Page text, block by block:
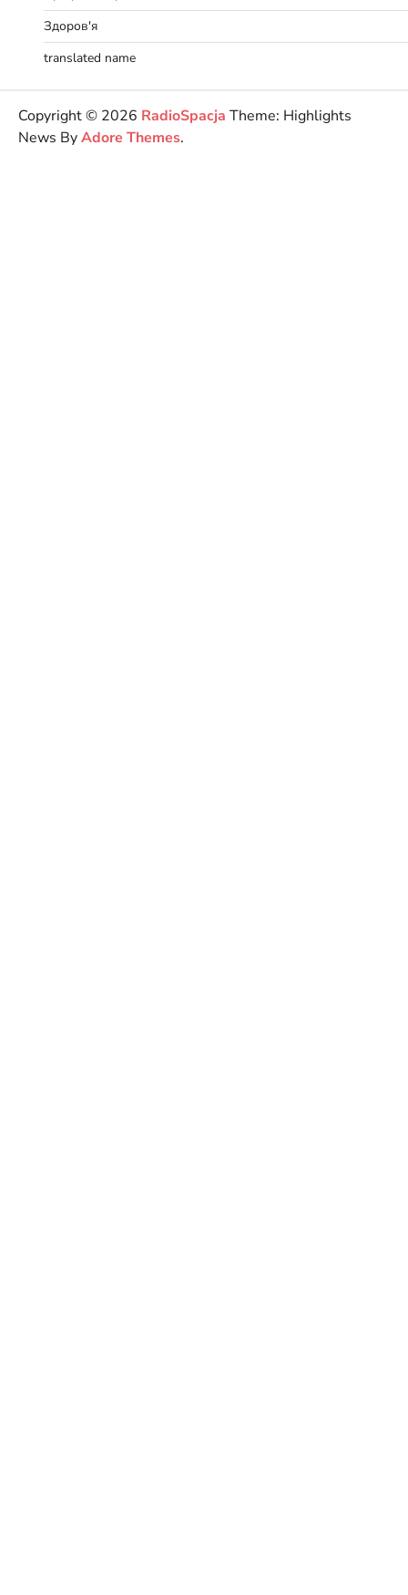
Здоров'я
translated name
Copyright © 2026 RadioSpacja Theme: Highlights
News ByAdore Themes.